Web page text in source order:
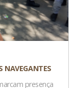
NAVEGANTES
presença